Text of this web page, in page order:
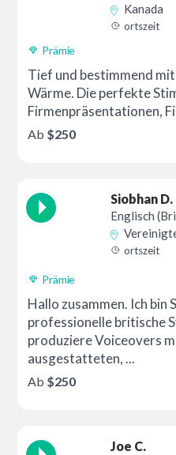
Kanada
ortszeit
Prämie
Tief und bestimmend
Wärme. Die perfekte
Firmenpräsentationen,
Ab $250
Siobhan D.
Englisch
ortszeit
Prämie
Hallo zusammen. Ich bin
professionelle britische
produziere Voiceovers
ausgestatteten, ...
Ab $250
Joe C.